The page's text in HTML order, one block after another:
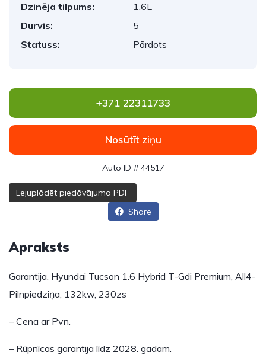
Dzinēja tilpums:
1.6L
Durvis:
5
Statuss:
Pārdots
+371 22311733
Nosūtīt ziņu
Auto ID # 44517
Lejuplādēt piedāvājuma PDF
Share
Apraksts
Garantija. Hyundai Tucson 1.6 Hybrid T-Gdi Premium, All4-
Pilnpiedziņa, 132kw, 230zs
– Cena ar Pvn.
– Rūpnīcas garantija līdz 2028. gadam.